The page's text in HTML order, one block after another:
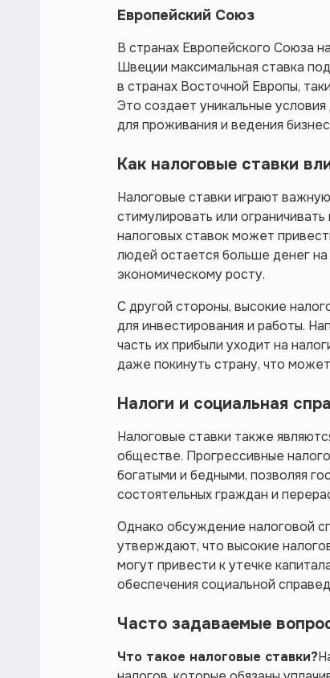
Европейский Союз
В странах Европейского Союза
Швеции максимальная ставка
в странах Восточной Европы,
Это создает уникальные
для проживания и ведения
Как налоговые ставки
Налоговые ставки играют
стимулировать или
налоговых ставок может
людей остается больше денег
экономическому росту.
С другой стороны, высокие
для инвестирования и работы.
часть их прибыли уходит на
даже покинуть страну, что
Налоги и социальная
Налоговые ставки также
обществе. Прогрессивные
богатыми и бедными, позволяя
состоятельных граждан и
Однако обсуждение налоговой
утверждают, что высокие
могут привести к утечке
обеспечения социальной
Часто задаваемые
Что такое налоговые ставки?